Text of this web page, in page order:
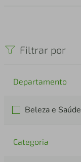
Filtrar por
Departamento
Beleza e Saúde
Categoria